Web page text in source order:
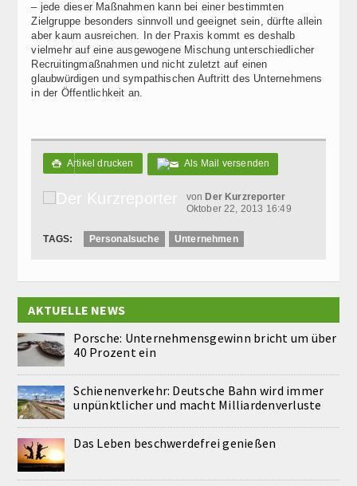
– jede dieser Maßnahmen kann bei einer bestimmten
Zielgruppe besonders sinnvoll und geeignet sein, dürfte allein
aber kaum ausreichen. In der Praxis kommt es deshalb
vielmehr auf eine ausgewogene Mischung unterschiedlicher
Recruitingmaßnahmen und nicht zuletzt auf einen
glaubwürdigen und sympathischen Auftritt des Unternehmens
in der Öffentlichkeit an.
 Artikel drucken Als Mail versenden
vonDer Kurzreporter
Oktober 22, 2013 16:49
TAGS: Personalsuche Unternehmen
AKTUELLE NEWS
Porsche: Unternehmensgewinn bricht um über
40 Prozent ein
Schienenverkehr: Deutsche Bahn wird immer
unpünktlicher und macht Milliardenverluste
Das Leben beschwerdefrei genießen